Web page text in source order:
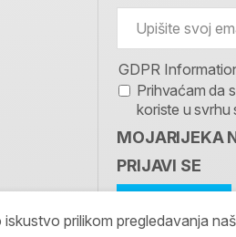
GDPR
Prihvaćam da
koriste u svrhu
MOJARIJEKA
PRIJAVI SE
prilikom pregledavanja